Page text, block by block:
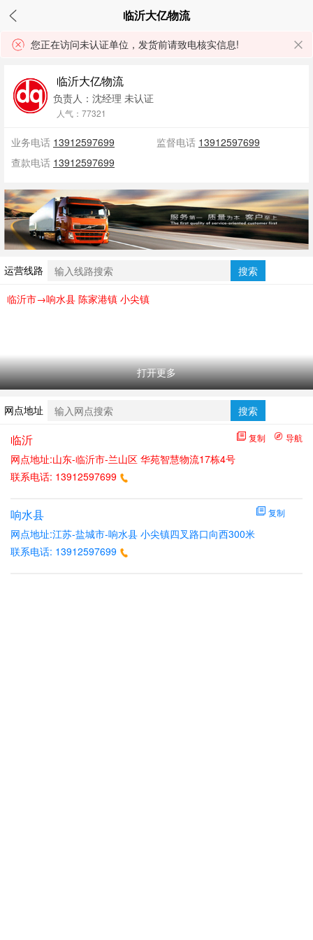
临沂大亿物流
您正在访问未认证单位，发货前请致电核实信息!
临沂大亿物流
负责人：沈经理 未认证
人气：77321
业务电话 13912597699 监督电话 13912597699
查款电话 13912597699
运营线路 搜索
临沂市→响水县 陈家港镇 小尖镇
打开更多
网点地址 搜索
临沂 复制 导航
网点地址:山东-临沂市-兰山区 华苑智慧物流17栋4号
联系电话: 13912597699
响水县 复制
网点地址:江苏-盐城市-响水县 小尖镇四叉路口向西300米
联系电话: 13912597699